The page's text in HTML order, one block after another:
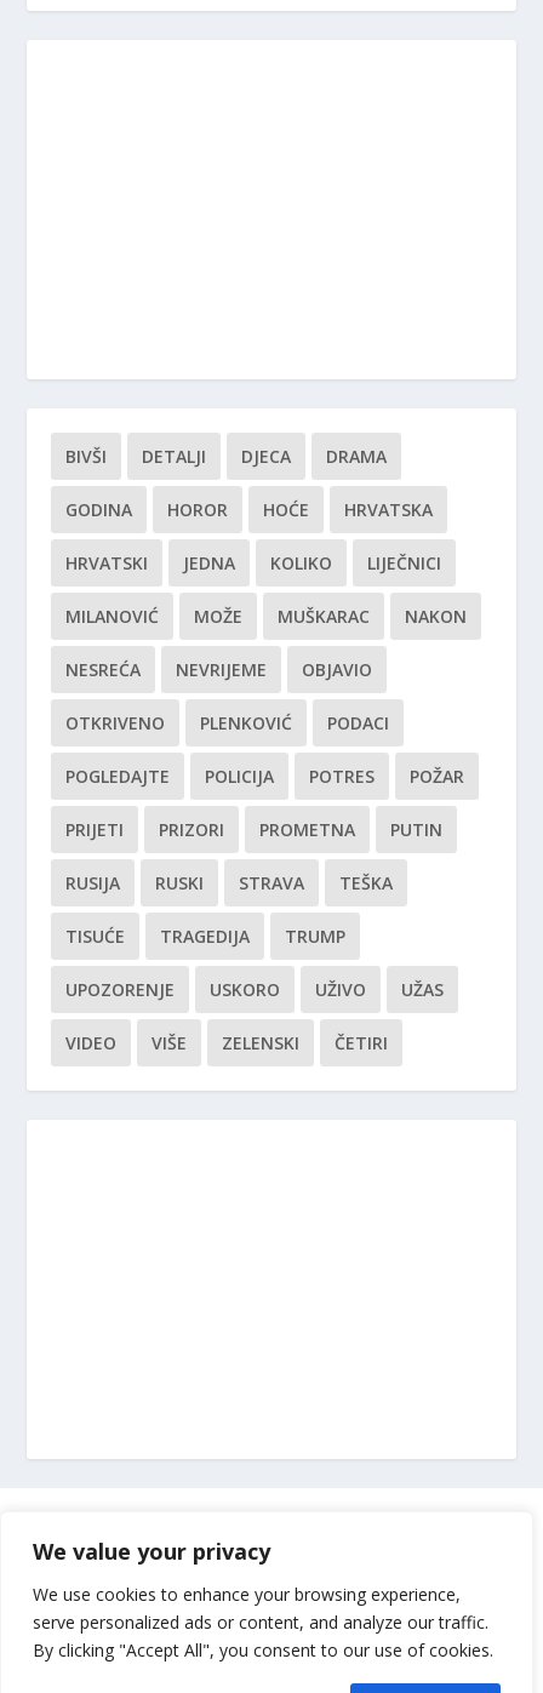
We value your privacy
We use cookies to enhance your browsing experience,
serve personalized ads or content, and analyze our traffic.
By clicking "Accept All", you consent to our use of cookies.
BIVŠI DETALJI DJECA DRAMA
GODINA HOROR HOĆE HRVATSKA
HRVATSKI JEDNA KOLIKO LIJEČNICI
MILANOVIĆ MOŽE MUŠKARAC NAKON
NESREĆA NEVRIJEME OBJAVIO
OTKRIVENO PLENKOVIĆ PODACI
POGLEDAJTE POLICIJA POTRES POŽAR
PRIJETI PRIZORI PROMETNA PUTIN
RUSIJA RUSKI STRAVA TEŠKA
TISUĆE TRAGEDIJA TRUMP
UPOZORENJE USKORO UŽIVO UŽAS
VIDEO VIŠE ZELENSKI ČETIRI
Impressum
Uvjeti korištenja